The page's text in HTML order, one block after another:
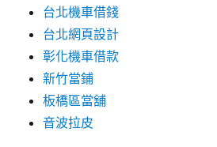
台北機車借錢
台北網頁設計
彰化機車借款
新竹當鋪
板橋區當舖
音波拉皮